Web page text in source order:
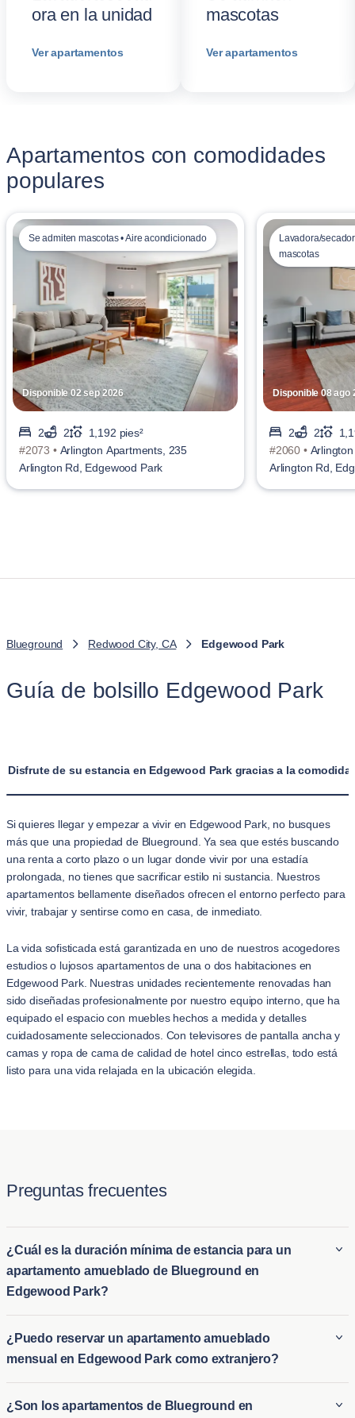
ora en la unidad
Ver apartamentos
mascotas
Ver apartamentos
Apartamentos con comodidades
populares
Disponible 02 sep 2026
Se admiten mascotas • Aire acondicionado
2 2
1,192 pies²
#2073 • Arlington Apartments, 235
Arlington Rd, Edgewood Park
Disponible 08 ago
Lavadora/
mascotas
2 2
#2060 •
Arlington Rd,
Blueground Redwood City, CA Edgewood Park
Guía de bolsillo Edgewood Park
Disfrute de su estancia en Edgewood Park gracias a la
Si quieres llegar y empezar a vivir en Edgewood Park, no busques
más que una propiedad de Blueground. Ya sea que estés buscando
una renta a corto plazo o un lugar donde vivir por una estadía
prolongada, no tienes que sacrificar estilo ni sustancia. Nuestros
apartamentos bellamente diseñados ofrecen el entorno perfecto para
vivir, trabajar y sentirse como en casa, de inmediato.
La vida sofisticada está garantizada en uno de nuestros acogedores
estudios o lujosos apartamentos de una o dos habitaciones en
Edgewood Park. Nuestras unidades recientemente renovadas han
sido diseñadas profesionalmente por nuestro equipo interno, que ha
equipado el espacio con muebles hechos a medida y detalles
cuidadosamente seleccionados. Con televisores de pantalla ancha y
camas y ropa de cama de calidad de hotel cinco estrellas, todo está
listo para una vida relajada en la ubicación elegida.
Preguntas frecuentes
¿Cuál es la duración mínima de estancia para un
apartamento amueblado de Blueground en
Edgewood Park?
Blueground en Edgewood Park es típicamente de 30 noche.
Esto lo hace ideal tanto para alquileres amueblados a largo
plazo en Edgewood Park como para opciones de alojamiento
a corto plazo para aquellos que necesiten alojamiento
¿Puedo reservar un apartamento amueblado
mensual en Edgewood Park como extranjero?
amueblado mensual en Edgewood Park, ya que Blueground
¿Son los apartamentos de Blueground en